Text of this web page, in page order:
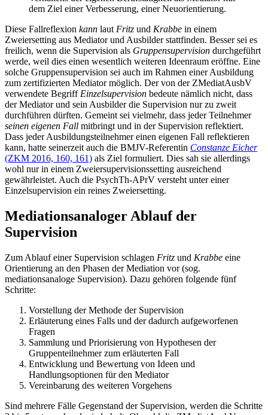
dem Ziel einer Verbesserung, einer Neuorientierung.
Diese Fallreflexion kann laut Fritz und Krabbe in einem
Zweiersetting aus Mediator und Ausbilder stattfinden. Besser sei es
freilich, wenn die Supervision als Gruppensupervision durchgeführt
werde, weil dies einen wesentlich weiteren Ideenraum eröffne. Eine
solche Gruppensupervision sei auch im Rahmen einer Ausbildung
zum zertifizierten Mediator möglich. Der von der ZMediatAusbV
verwendete Begriff Einzelsupervision bedeute nämlich nicht, dass
der Mediator und sein Ausbilder die Supervision nur zu zweit
durchführen dürften. Gemeint sei vielmehr, dass jeder Teilnehmer
seinen eigenen Fall mitbringt und in der Supervision reflektiert.
Dass jeder Ausbildungsteilnehmer einen eigenen Fall reflektieren
kann, hatte seinerzeit auch die BMJV-Referentin Constanze Eicher
(ZKM 2016, 160, 161) als Ziel formuliert. Dies sah sie allerdings
wohl nur in einem Zweiersupervisionssetting ausreichend
gewährleistet. Auch die PsychTh-APrV versteht unter einer
Einzelsupervision ein reines Zweiersetting.
Mediationsanaloger Ablauf der
Supervision
Zum Ablauf einer Supervision schlagen Fritz und Krabbe eine
Orientierung an den Phasen der Mediation vor (sog.
mediationsanaloge Supervision). Dazu gehören folgende fünf
Schritte:
Vorstellung der Methode der Supervision
Erläuterung eines Falls und der dadurch aufgeworfenen
Fragen
Sammlung und Priorisierung von Hypothesen der
Gruppenteilnehmer zum erläuterten Fall
Entwicklung und Bewertung von Ideen und
Handlungsoptionen für den Mediator
Vereinbarung des weiteren Vorgehens
Sind mehrere Fälle Gegenstand der Supervision, werden die Schritte